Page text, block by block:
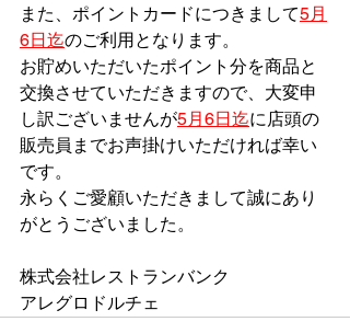
また、ポイントカードにつきまして5月
6日迄のご利用となります。
お貯めいただいたポイント分を商品と
交換させていただきますので、大変申
し訳ございませんが5月6日迄に店頭の
販売員までお声掛けいただければ幸い
です。
永らくご愛顧いただきまして誠にあり
がとうございました。
株式会社レストランバンク
アレグロドルチェ